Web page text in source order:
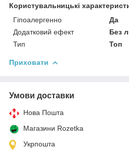
Користувальницькі
Гіпоалергенно
Да
Додатковий ефект
Без
Тип
Топ
Приховати
Умови доставки
Нова Пошта
Магазини Rozetka
Укрпошта